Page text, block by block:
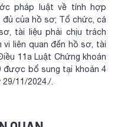
pháp luật về tính hợp
của hồ sơ; Tổ chức, cá
tài liệu phải chịu trách
liên quan đến hồ sơ, tài
11a Luật Chứng khoán
được bổ sung tại khoản 4
11/2024./.